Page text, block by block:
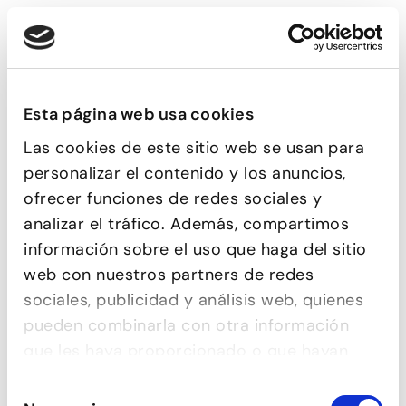
Esta página web usa cookies
Las cookies de este sitio web se usan para
personalizar el contenido y los anuncios,
ofrecer funciones de redes sociales y
analizar el tráfico. Además, compartimos
información sobre el uso que haga del sitio
web con nuestros partners de redes
sociales, publicidad y análisis web, quienes
pueden combinarla con otra información
de sus servicios.